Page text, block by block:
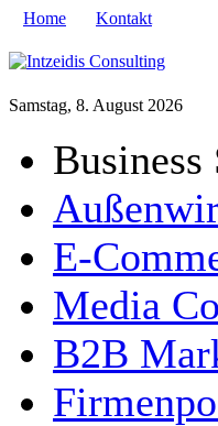
Home Kontakt
Samstag, 8. August 2026
Business
E-
Media
B2B